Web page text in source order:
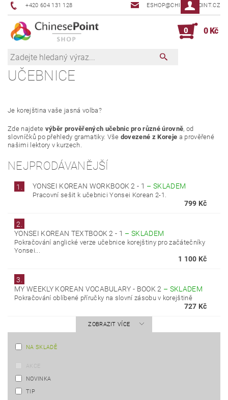
+420 604 131 128 ESHOP@CHINESEPOINT.CZ
0 0 Kč
UČEBNICE
Je korejština vaše jasná volba?
Zde najdete výběr prověřených učebnic pro různé úrovně, od
slovníčků po přehledy gramatiky. Vše dovezené z Koreje a prověřené
našimi lektory v kurzech.
NEJPRODÁVANĚJŠÍ
1. YONSEI KOREAN WORKBOOK 2 - 1 –SKLADEM
Pracovní sešit k učebnici Yonsei Korean 2-1.
799 Kč
2.
YONSEI KOREAN TEXTBOOK 2 - 1 –SKLADEM
Pokračování anglické verze učebnice korejštiny pro začátečníky
Yonsei...
1 100 Kč
3.
MY WEEKLY KOREAN VOCABULARY - BOOK 2 – SKLADEM
Pokračování oblíbené příručky na slovní zásobu v korejštině
727 Kč
ZOBRAZIT VÍCE
NA SKLADĚ
AKCE
NOVINKA
TIP